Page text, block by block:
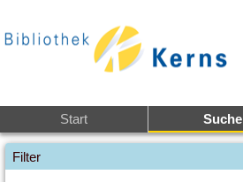
Start Suche
Filter